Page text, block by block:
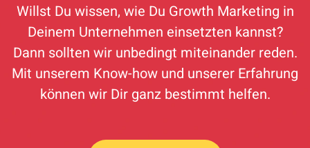
Willst Du wissen, wie Du Growth Marketing in
Deinem Unternehmen einsetzten kannst?
Dann sollten wir unbedingt miteinander reden.
Mit unserem Know-how und unserer Erfahrung
können wir Dir ganz bestimmt helfen.